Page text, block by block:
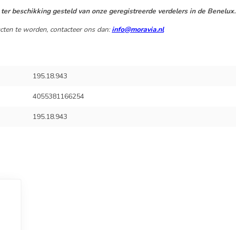
beschikking gesteld van onze geregistreerde verdelers in de Benelux.
te worden, contacteer ons dan: info@moravia.nl
195.18.943
4055381166254
195.18.943